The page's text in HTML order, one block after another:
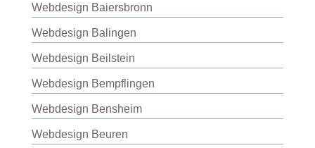
Webdesign Baiersbronn
Webdesign Balingen
Webdesign Beilstein
Webdesign Bempflingen
Webdesign Bensheim
Webdesign Beuren